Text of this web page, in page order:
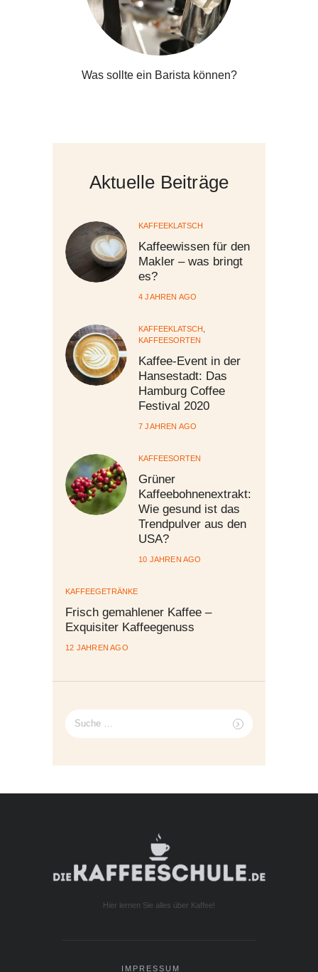
Was sollte ein Barista können?
Aktuelle Beiträge
KAFFEEKLATSCH
Kaffeewissen für den
Makler – was bringt
es?
4 JAHREN AGO
KAFFEEKLATSCH
KAFFEESORTEN
Kaffee-Event in der
Hansestadt: Das
Hamburg Coffee
Festival 2020
7 JAHREN AGO
KAFFEESORTEN
Grüner
Kaffeebohnenextrakt:
Wie gesund ist das
Trendpulver aus den
USA?
10 JAHREN AGO
KAFFEEGETRÄNKE
Frisch gemahlener Kaffee –
Exquisiter Kaffeegenuss
12 JAHREN AGO
Suche
nach:
Hier lernen Sie alles über Kaffee!
IMPRESSUM